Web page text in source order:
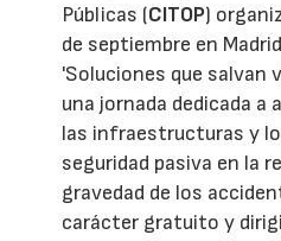
Públicas (CITOP)
de septiembre en
'Soluciones que salvan
una jornada dedicada a
las infraestructuras y
seguridad pasiva en la
gravedad de los
carácter gratuito y